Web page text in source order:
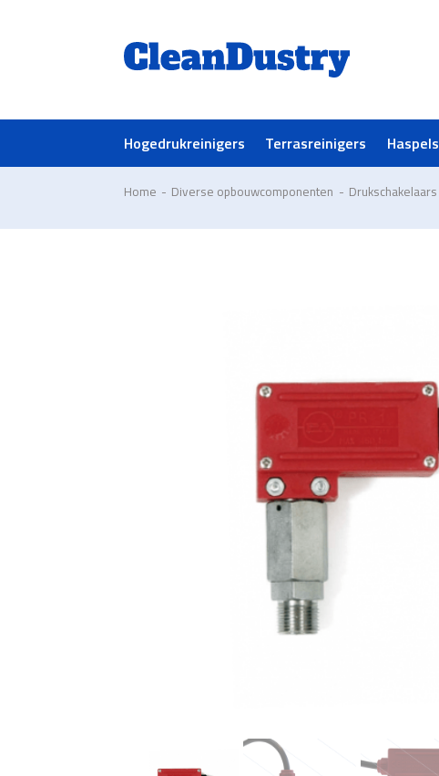
Hogedrukreinigers Terrasreinigers Haspels
Home - Diverse opbouwcomponenten - Drukschakelaars